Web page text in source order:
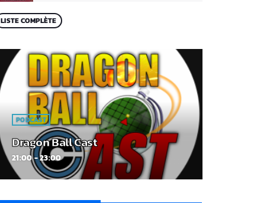
LISTE COMPLÈTE
PODCAST
Dragon Ball Cast
21:00 - 23:00